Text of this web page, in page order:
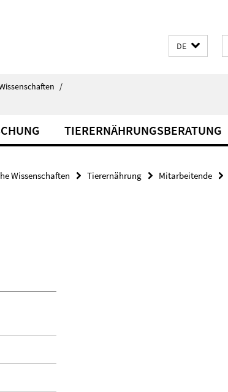
DE
/
TIERERNÄHRUNGSBERATUNG
Wissenschaften Tierernährung Mitarbeitende